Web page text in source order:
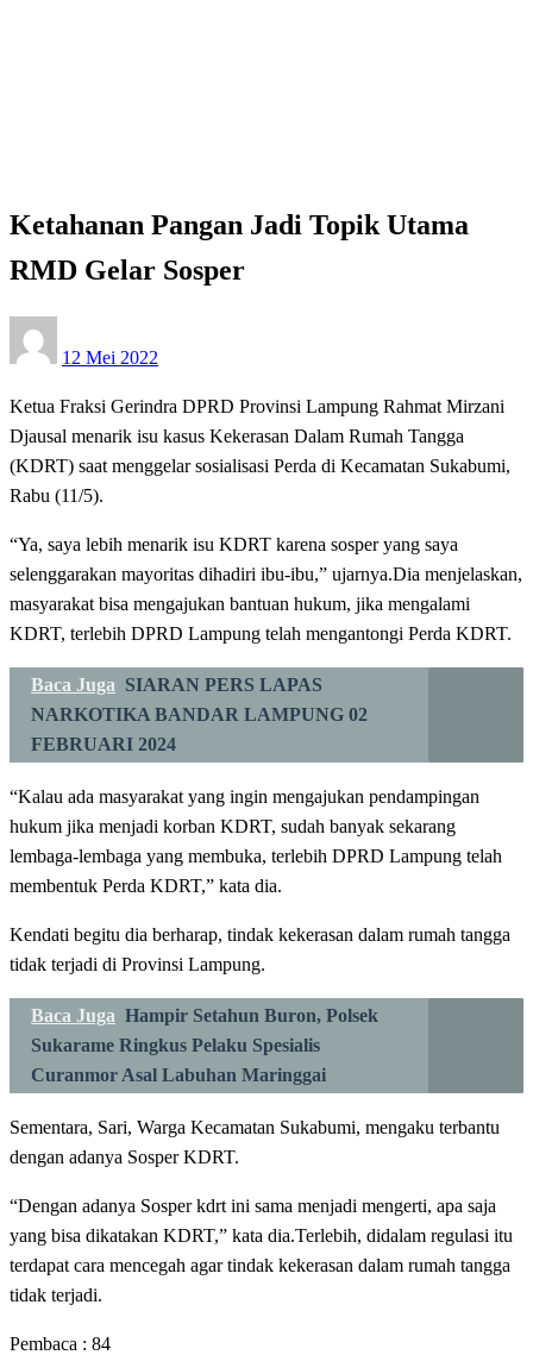
Ketahanan Pangan Jadi Topik Utama
RMD Gelar Sosper
on
12 Mei 2022
Ketua Fraksi Gerindra DPRD Provinsi Lampung Rahmat Mirzani
Djausal menarik isu kasus Kekerasan Dalam Rumah Tangga
(KDRT) saat menggelar sosialisasi Perda di Kecamatan Sukabumi,
Rabu (11/5).
“Ya, saya lebih menarik isu KDRT karena sosper yang saya
selenggarakan mayoritas dihadiri ibu-ibu,” ujarnya.Dia menjelaskan,
masyarakat bisa mengajukan bantuan hukum, jika mengalami
KDRT, terlebih DPRD Lampung telah mengantongi Perda KDRT.
Baca Juga SIARAN PERS LAPAS
NARKOTIKA BANDAR LAMPUNG 02
FEBRUARI 2024
“Kalau ada masyarakat yang ingin mengajukan pendampingan
hukum jika menjadi korban KDRT, sudah banyak sekarang
lembaga-lembaga yang membuka, terlebih DPRD Lampung telah
membentuk Perda KDRT,” kata dia.
Kendati begitu dia berharap, tindak kekerasan dalam rumah tangga
tidak terjadi di Provinsi Lampung.
Baca Juga Hampir Setahun Buron, Polsek
Sukarame Ringkus Pelaku Spesialis
Curanmor Asal Labuhan Maringgai
Sementara, Sari, Warga Kecamatan Sukabumi, mengaku terbantu
dengan adanya Sosper KDRT.
“Dengan adanya Sosper kdrt ini sama menjadi mengerti, apa saja
yang bisa dikatakan KDRT,” kata dia.Terlebih, didalam regulasi itu
terdapat cara mencegah agar tindak kekerasan dalam rumah tangga
tidak terjadi.
Pembaca : 84